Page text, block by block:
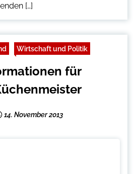
[…]
Wirtschaft und Politik
für
14. November 2013